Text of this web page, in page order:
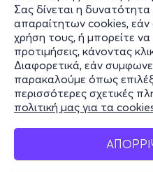
Σας δίνεται η
απαραίτητων cookies, εάν
χρήση τους, ή μπορείτε να
προτιμήσεις, κάνοντας
Διαφορετικά, εάν
παρακαλούμε όπως
περισσότερες σχετικές
πολιτική μας για τα